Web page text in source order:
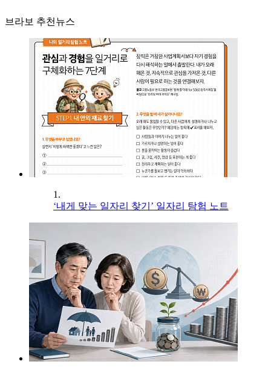
브라보 추천뉴스
1.
‘내게 맞는 일자리 찾기’ 일자리 탐험 노트